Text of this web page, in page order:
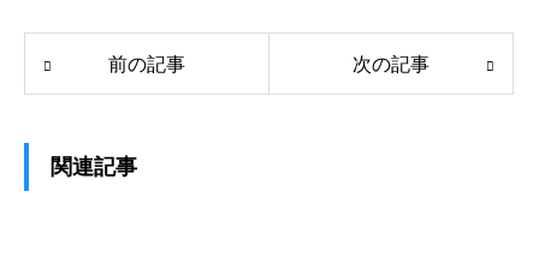
前の記事 次の記事
関連記事